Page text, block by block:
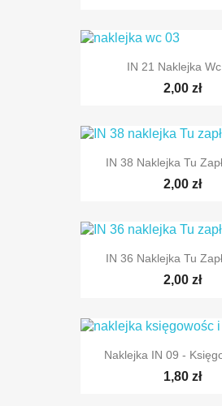
IN 21 Naklejka
2,00 zł
IN 38 Naklejka Tu
2,00 zł
IN 36 Naklejka Tu
2,00 zł
Naklejka IN 09 -
1,80 zł